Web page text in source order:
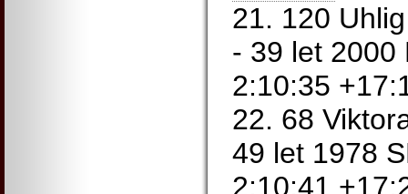
21. 120
- 39 let 2000
2:10:35
22. 68
49 let 1978
2:10:41